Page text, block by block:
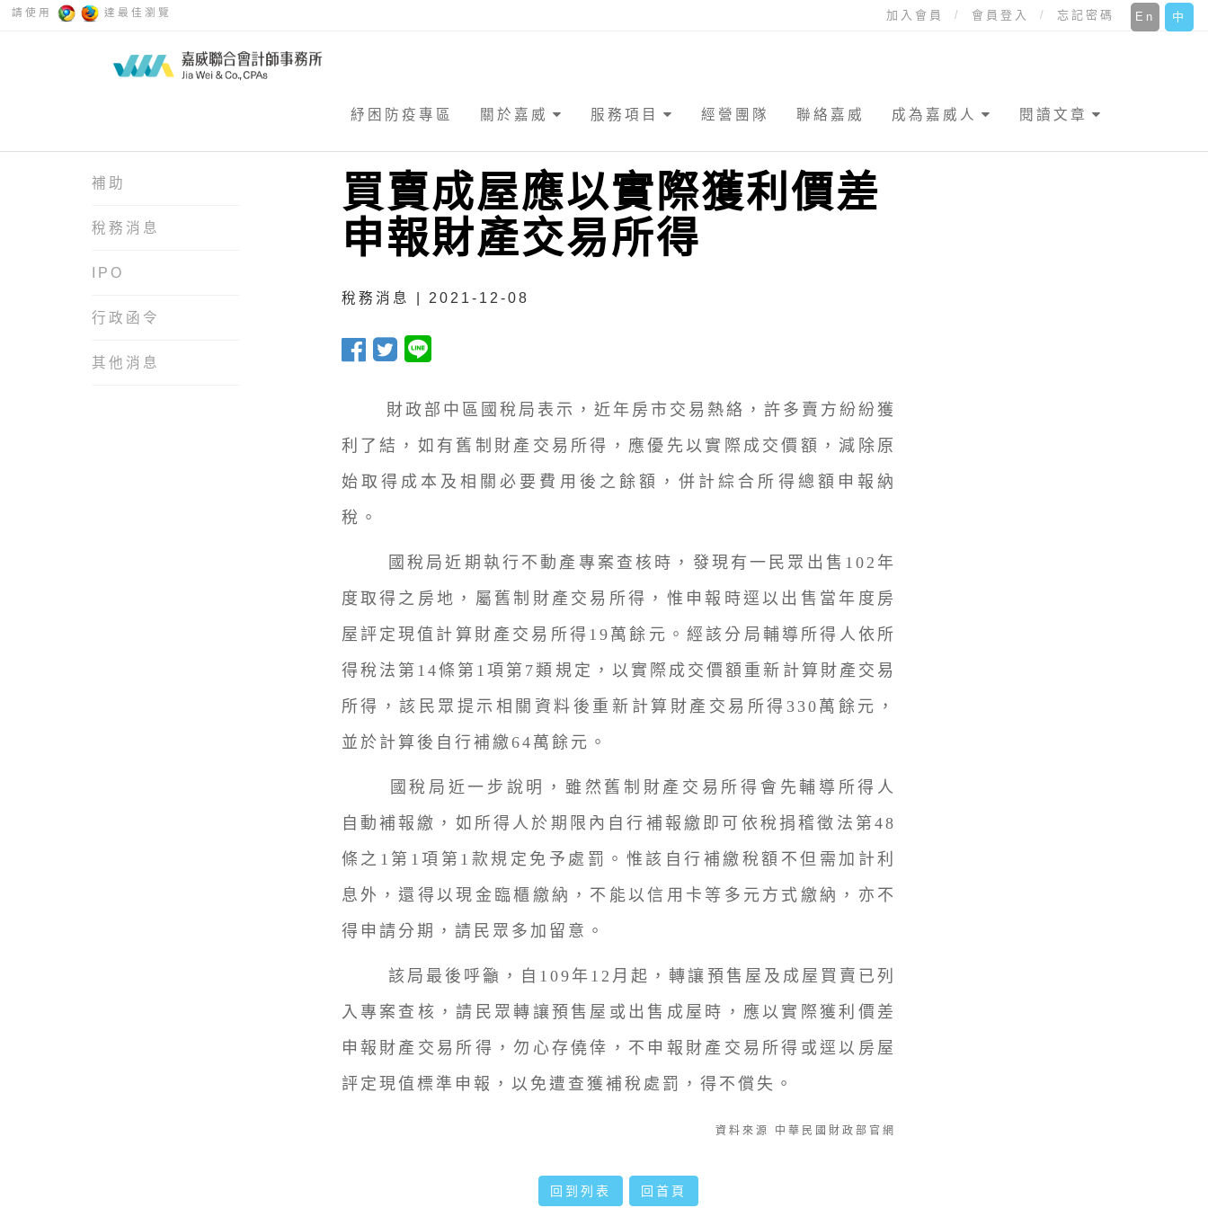
請使用 達最佳瀏覽 中
En
加入會員 會員登入 忘記密碼
紓困防疫專區 關於嘉威 服務項目 經營團隊 聯絡嘉威 成為嘉威人 閱讀文章
補助
稅務消息
IPO
行政函令
其他消息
買賣成屋應以實際獲利價差
申報財產交易所得
稅務消息 | 2021-12-08
財政部中區國稅局表示，近年房市交易熱絡，許多賣方紛紛獲
利了結，如有舊制財產交易所得，應優先以實際成交價額，減除原
始取得成本及相關必要費用後之餘額，併計綜合所得總額申報納
稅。
國稅局近期執行不動產專案查核時，發現有一民眾出售102年
度取得之房地，屬舊制財產交易所得，惟申報時逕以出售當年度房
屋評定現值計算財產交易所得19萬餘元。經該分局輔導所得人依所
得稅法第14條第1項第7類規定，以實際成交價額重新計算財產交易
所得，該民眾提示相關資料後重新計算財產交易所得330萬餘元，
並於計算後自行補繳64萬餘元。
國稅局近一步說明，雖然舊制財產交易所得會先輔導所得人
自動補報繳，如所得人於期限內自行補報繳即可依稅捐稽徵法第48
條之1第1項第1款規定免予處罰。惟該自行補繳稅額不但需加計利
息外，還得以現金臨櫃繳納，不能以信用卡等多元方式繳納，亦不
得申請分期，請民眾多加留意。
該局最後呼籲，自109年12月起，轉讓預售屋及成屋買賣已列
入專案查核，請民眾轉讓預售屋或出售成屋時，應以實際獲利價差
申報財產交易所得，勿心存僥倖，不申報財產交易所得或逕以房屋
評定現值標準申報，以免遭查獲補稅處罰，得不償失。
資料來源 中華民國財政部官網
回到列表 回首頁